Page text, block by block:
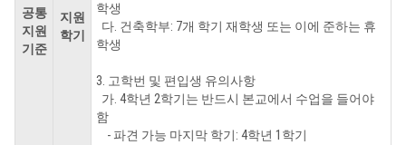
공통
지원
기준
지원
학기
학생
다. 건축학부: 7개 학기 재학생 또는 이에 준하는 휴
학생
3. 고학번 및 편입생 유의사항
가. 4학년 2학기는 반드시 본교에서 수업을 들어야
함
- 파견 가능 마지막 학기: 4학년 1학기